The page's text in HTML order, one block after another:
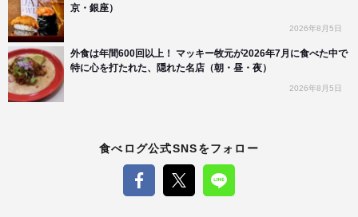
京・銀座）
2026年8月5日
外食は年間600回以上！ マッキー牧元が2026年7月に食べた中で
特に心を打たれた、隠れた名店（朝・昼・夜）
2026年8月5日
食べログ公式SNSをフォロー